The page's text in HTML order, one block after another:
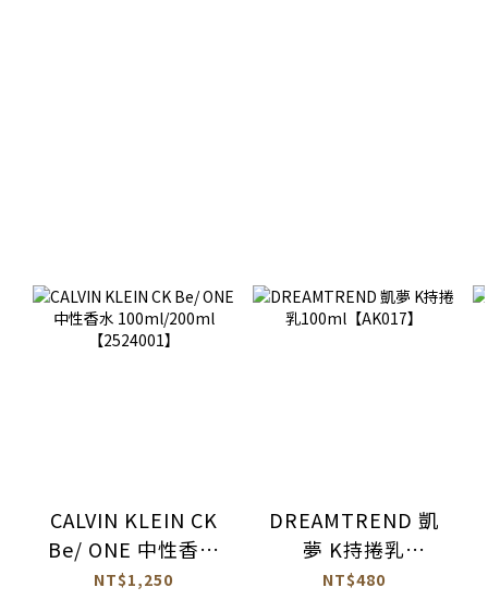
CALVIN KLEIN CK
Be/ ONE 中性香水
100ml/200ml
NT$1,250
DREAMTREND 凱
夢 K持捲乳
100ml【AK017】
NT$480